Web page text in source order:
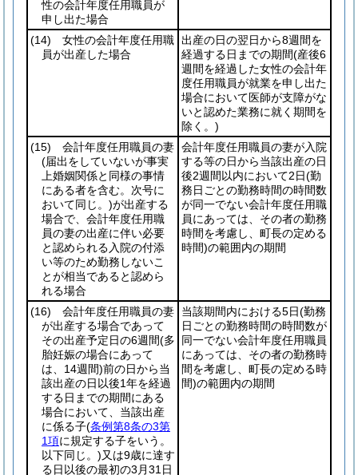
性の会計年度任用職員が
申し出た場合
(14) 女性の会計年度任用職
員が出産した場合
出産の日の翌日から8週間を
経過する日までの期間(産後6
週間を経過した女性の会計年
度任用職員が就業を申し出た
場合において医師が支障がな
いと認めた業務に就く期間を
除く。)
(15) 会計年度任用職員の妻
(届出をしていないが事実
上婚姻関係と同様の事情
にある者を含む。次号に
おいて同じ。)が出産する
場合で、会計年度任用職
員の妻の出産に伴い必要
と認められる入院の付添
い等のため勤務しないこ
とが相当であると認めら
れる場合
会計年度任用職員の妻が入院
する等の日から当該出産の日
後2週間以内において2日(勤
務日ごとの勤務時間の時間数
が同一でない会計年度任用職
員にあっては、その者の勤務
時間を考慮し、町長の定める
時間)の範囲内の期間
(16) 会計年度任用職員の妻
が出産する場合であって
その出産予定日の6週間(多
胎妊娠の場合にあって
は、14週間)前の日から当
該出産の日以後1年を経過
する日までの期間にある
場合において、当該出産
に係る子(条例第8条の3第
1項に規定する子をいう。
以下同じ。)又は9歳に達す
る日以後の最初の3月31日
当該期間内における5日(勤務
日ごとの勤務時間の時間数が
同一でない会計年度任用職員
にあっては、その者の勤務時
間を考慮し、町長の定める時
間)の範囲内の期間